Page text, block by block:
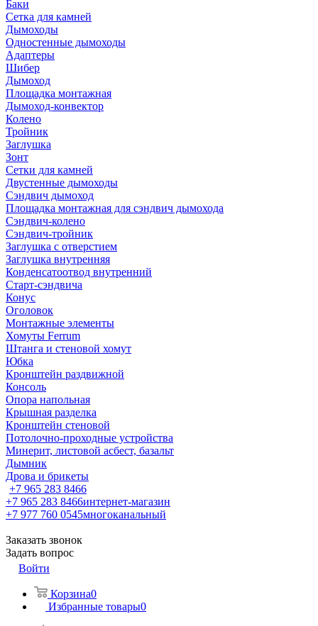
Баки
Сетка для камней
Дымоходы
Одностенные дымоходы
Адаптеры
Шибер
Дымоход
Площадка монтажная
Дымоход-конвектор
Колено
Тройник
Заглушка
Зонт
Сетки для камней
Двустенные дымоходы
Сэндвич дымоход
Площадка монтажная для сэндвич дымохода
Сэндвич-колено
Сэндвич-тройник
Заглушка с отверстием
Заглушка внутренняя
Конденсатоотвод внутренний
Старт-сэндвича
Конус
Оголовок
Монтажные элементы
Хомуты Ferrum
Штанга и стеновой хомут
Юбка
Кронштейн раздвижной
Консоль
Опора напольная
Крышная разделка
Кронштейн стеновой
Потолочно-проходные устройства
Минерит, листовой асбест, базальт
Дымник
Дрова и брикеты
+7 965 283 8466
+7 965 283 8466интернет-магазин
+7 977 760 0545многоканальный
Заказать звонок
Задать вопрос
Войти
Корзина0
Избранные товары0